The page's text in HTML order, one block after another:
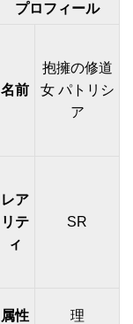
プロフィール
名前
抱擁の修道
女 パトリシ
ア
レア
リテ
ィ
SR
属性 理